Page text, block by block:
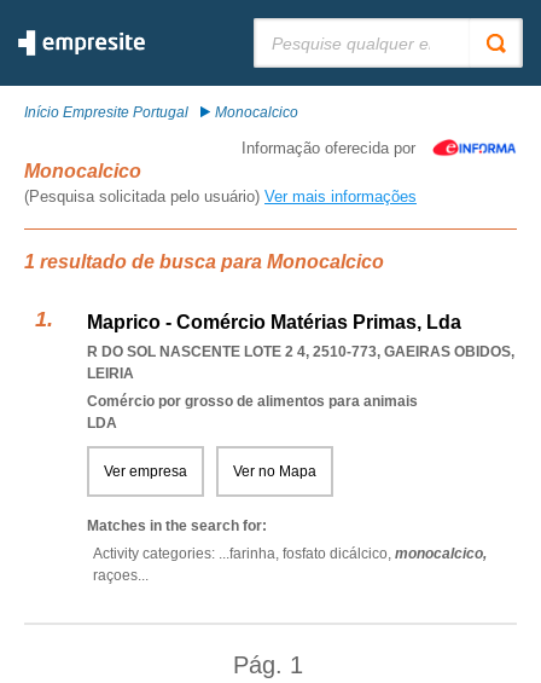
Início Empresite Portugal Monocalcico
Informação oferecida por
Monocalcico
(Pesquisa solicitada pelo usuário) Ver mais informações
1 resultado de busca para Monocalcico
Maprico - Comércio Matérias Primas, Lda
R DO SOL NASCENTE LOTE 2 4, 2510-773, GAEIRAS OBIDOS,
LEIRIA
Comércio por grosso de alimentos para animais
LDA
Ver empresa Ver no Mapa
Matches in the search for:
Activity categories: ...farinha, fosfato dicálcico, monocalcico,
raçoes...
Pág. 1